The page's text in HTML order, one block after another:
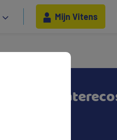
Mijn Vitens